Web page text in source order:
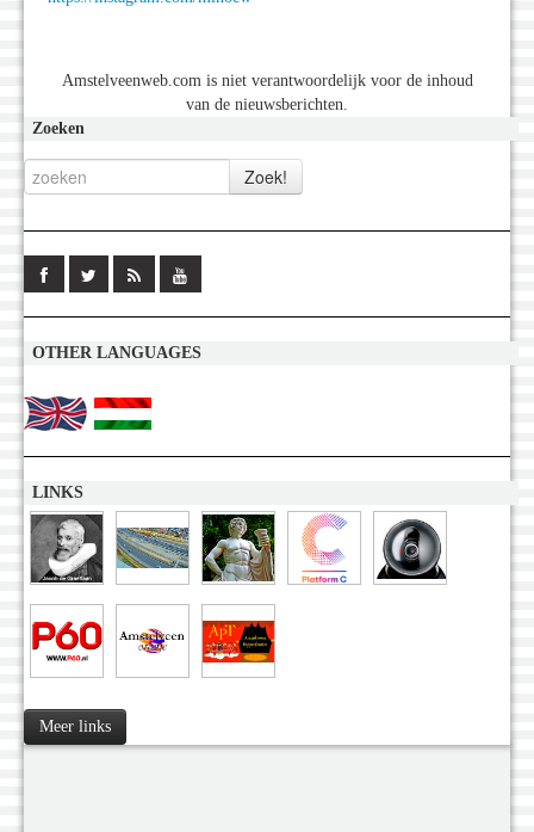
Amstelveenweb.com is niet verantwoordelijk voor de inhoud
van de nieuwsberichten.
Zoeken
OTHER LANGUAGES
LINKS
Meer links